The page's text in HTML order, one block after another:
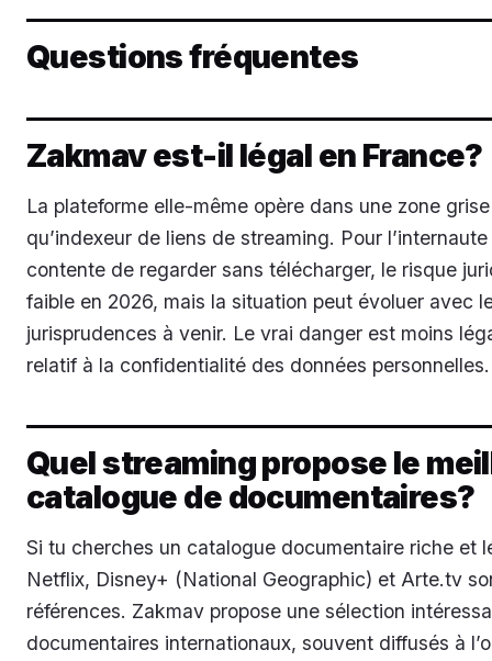
Questions fréquentes
Zakmav est-il légal en France?
La plateforme elle-même opère dans une zone
qu’indexeur de liens de streaming. Pour
contente de regarder sans télécharger, le risque
faible en 2026, mais la situation peut évoluer avec
jurisprudences à venir. Le vrai danger est moins
relatif à la confidentialité des données personnelles.
Quel streaming propose le
catalogue de documentaires?
Si tu cherches un catalogue documentaire riche et
Netflix, Disney+ (National Geographic) et Arte.tv
références. Zakmav propose une sélection
documentaires internationaux, souvent diffusés à